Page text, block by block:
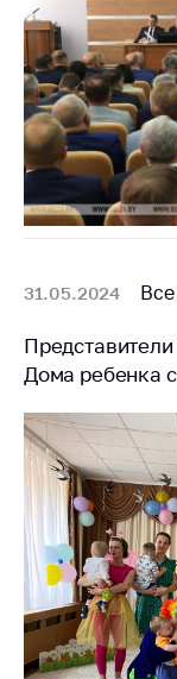
31.05.2024
Дома ребенка